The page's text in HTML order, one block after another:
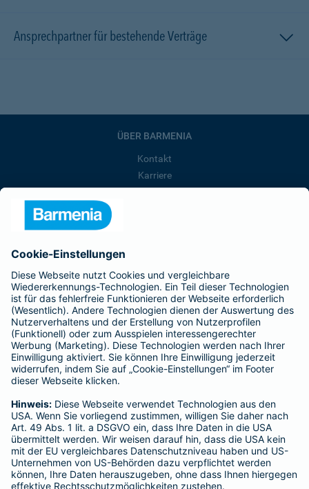
Ansprechpartner für bestehende Verträge
ÜBER BARMENIA
Kontakt
Karriere
Barmenia ist Teil der BarmeniaGothaer
BELIEBTE SEITEN
Kranken-Zusatzversicherung
Tierversicherungen
Haftpflichtversicherung
Hausratversicherung
Adresse ändern
Schaden melden
Kilometerstandsmeldung
Serviceübersicht